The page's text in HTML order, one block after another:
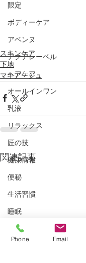
限定
ボディーケア
アベンヌ
アクアレーベル
ヘアケア
オールインワン
乳液
リラックス
匠の技
健康情報
便秘
生活習慣
睡眠
小物
スキンケア
下地
マキアージュ
関連記事
Phone Email